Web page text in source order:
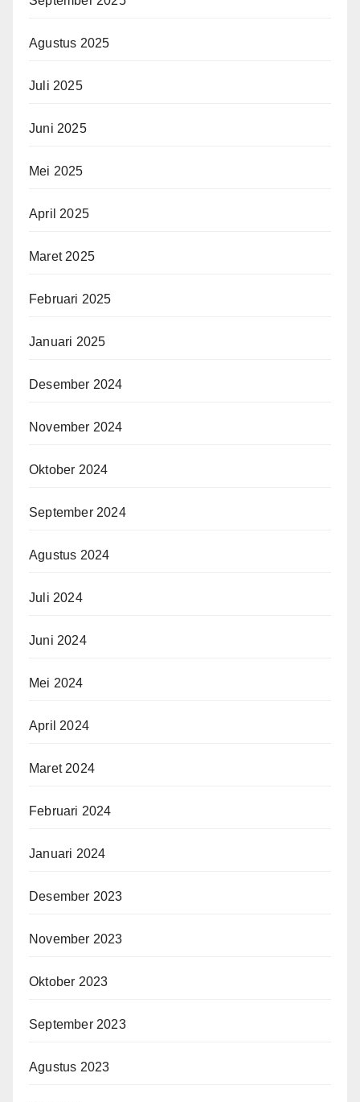
Agustus 2025
Juli 2025
Juni 2025
Mei 2025
April 2025
Maret 2025
Februari 2025
Januari 2025
Desember 2024
November 2024
Oktober 2024
September 2024
Agustus 2024
Juli 2024
Juni 2024
Mei 2024
April 2024
Maret 2024
Februari 2024
Januari 2024
Desember 2023
November 2023
Oktober 2023
September 2023
Agustus 2023